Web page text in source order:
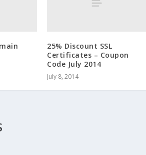
25% Discount SSL
Certificates – Coupon
Code July 2014
July 8, 2014